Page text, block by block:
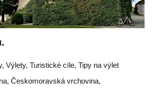
Výlety, Turistické cíle, Tipy na výlet
, Českomoravská vrchovina,